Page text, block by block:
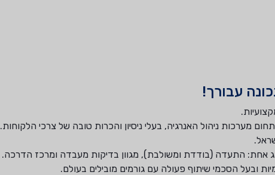
עבורך!
מערכות ניהול האנרגיה, בעלי ניסיון והכרות טובה של צרכי הלקוחות.
גג אחת: התעדה (בודדת ומשולבת), מגוון בדיקות מעבדה ומרכז הדרכה.
ובעל הסכמי שיתוף פעולה עם גורמים מובילים בעולם.